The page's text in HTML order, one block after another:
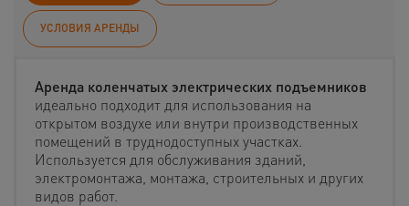
УСЛОВИЯ АРЕНДЫ
Аренда коленчатых электрических подъемников
идеально подходит для использования на
открытом воздухе или внутри производственных
помещений в труднодоступных участках.
Используется для обслуживания зданий,
электромонтажа, монтажа, строительных и других
видов работ.